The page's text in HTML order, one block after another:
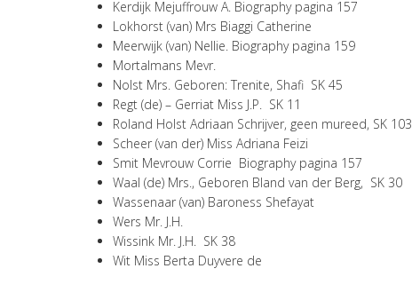
Kerdijk Mejuffrouw A. Biography pagina 157
Lokhorst (van) Mrs Biaggi Catherine
Meerwijk (van) Nellie. Biography pagina 159
Mortalmans Mevr.
Nolst Mrs. Geboren: Trenite, Shafi SK 45
Regt (de) – Gerriat Miss J.P. SK 11
Roland Holst Adriaan Schrijver, geen mureed, SK 103
Scheer (van der) Miss Adriana Feizi
Smit Mevrouw Corrie Biography pagina 157
Waal (de) Mrs., Geboren Bland van der Berg, SK 30
Wassenaar (van) Baroness Shefayat
Wers Mr. J.H.
Wissink Mr. J.H. SK 38
Wit Miss Berta Duyvere de